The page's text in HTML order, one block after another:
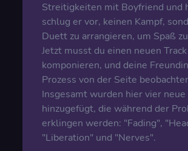
Streitigkeiten mit Boyfriend und
schlug er vor, keinen Kampf,
Duett zu arrangieren, um Spaß
Jetzt musst du einen neuen Track
komponieren, und deine
Prozess von der Seite
Insgesamt wurden hier vier
hinzugefügt, die während der
erklingen werden: "Fading",
"Liberation" und "Nerves".